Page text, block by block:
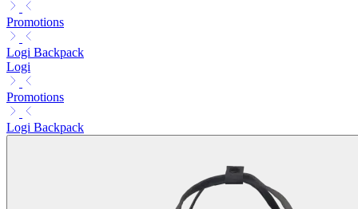
Promotions
Logi Backpack
Logi
Promotions
Logi Backpack